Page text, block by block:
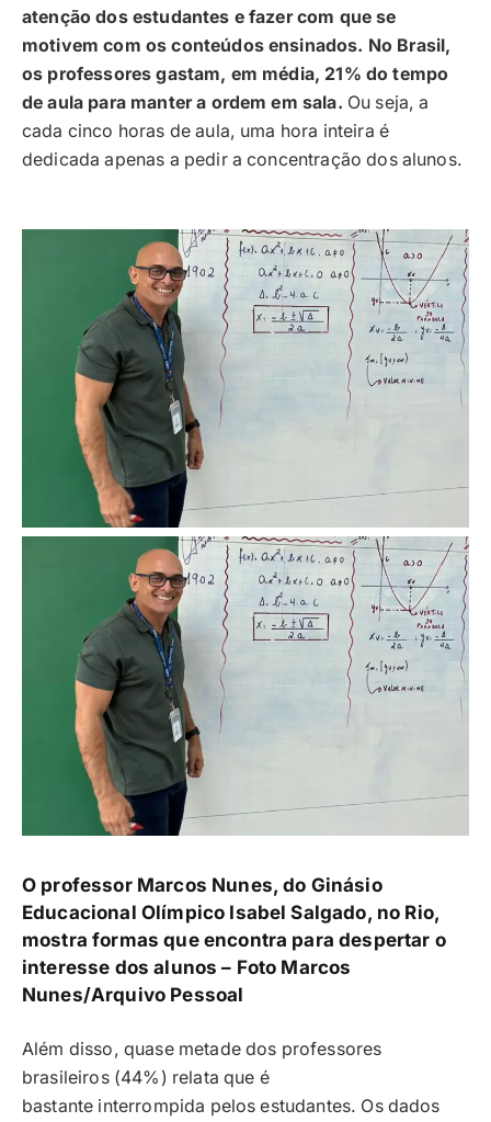
atenção dos estudantes e fazer com que se
motivem com os conteúdos ensinados. No Brasil,
os professores gastam, em média, 21% do tempo
de aula para manter a ordem em sala. Ou seja, a
cada cinco horas de aula, uma hora inteira é
dedicada apenas a pedir a concentração dos alunos.
O professor Marcos Nunes, do Ginásio
Educacional Olímpico Isabel Salgado, no Rio,
mostra formas que encontra para despertar o
interesse dos alunos – Foto Marcos
Nunes/Arquivo Pessoal
Além disso, quase metade dos professores
brasileiros (44%) relata que é
bastante interrompida pelos estudantes. Os dados